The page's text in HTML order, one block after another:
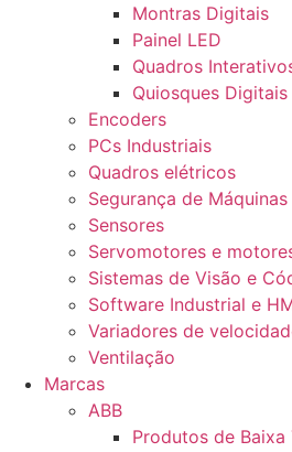
Montras Digitais
Painel LED
Quadros
Quiosques Digitais
Encoders
PCs Industriais
Quadros elétricos
Segurança de Máquinas
Sensores
Servomotores e
Sistemas de Visão e
Software Industrial e
Variadores de
Ventilação
Marcas
ABB
Produtos de Baixa